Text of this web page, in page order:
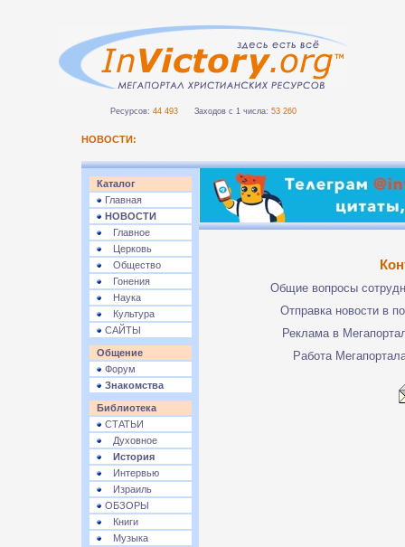
Ресурсов: 44 493 Заходов с 1 числа: 53 260
НОВОСТИ:
Каталог
Главная
НОВОСТИ
Главное
Церковь
Общество
Гонения
Наука
Культура
САЙТЫ
Общение
Форум
Знакомства
Библиотека
СТАТЬИ
Духовное
История
Интервью
Израиль
ОБЗОРЫ
Книги
Музыка
Общие вопросы
Отправка новости в
Реклама в
Работа